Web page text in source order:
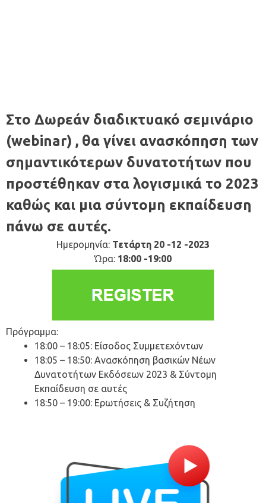
Στο Δωρεάν διαδικτυακό σεμινάριο
(webinar) , θα γίνει ανασκόπηση των
σημαντικότερων δυνατοτήτων που
προστέθηκαν στα λογισμικά το 2023
καθώς και μια σύντομη εκπαίδευση
πάνω σε αυτές.
Ημερομηνία: Τετάρτη 20 -12 -2023
Ώρα: 18:00 -19:00
Πρόγραμμα:
18:00 – 18:05: Είσοδος Συμμετεχόντων
18:05 – 18:50: Ανασκόπηση βασικών Νέων
Δυνατοτήτων Εκδόσεων 2023 & Σύντομη
Εκπαίδευση σε αυτές
18:50 – 19:00: Ερωτήσεις & Συζήτηση